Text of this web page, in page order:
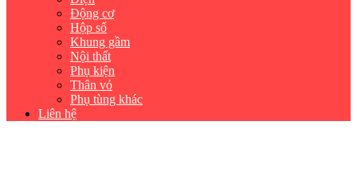
Động cơ
Hộp số
Khung gầm
Nội thất
Phụ kiện
Thân vỏ
Phụ tùng khác
Liên hệ